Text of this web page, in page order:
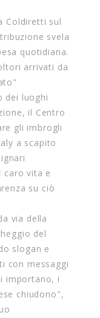
Coldiretti sul
svela
quotidiana.
arrivati da
dei luoghi
il Centro
gli imbrogli
a scapito
caro vita e
su ciò
via della
del
slogan e
con messaggi
importano, i
chiudono",